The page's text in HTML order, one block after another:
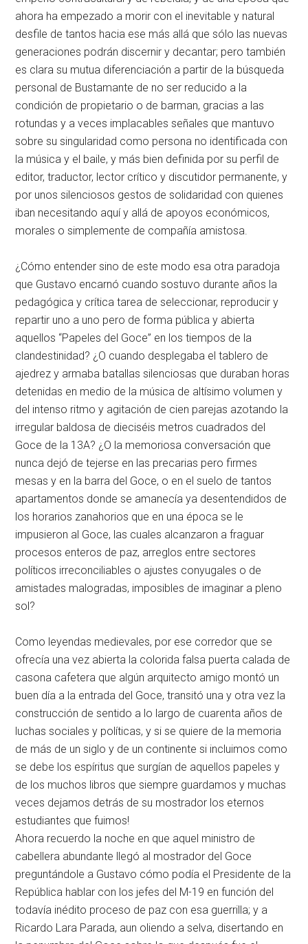
ahora ha empezado a morir con el inevitable y natural
desfile de tantos hacia ese más allá que sólo las nuevas
generaciones podrán discernir y decantar; pero también
es clara su mutua diferenciación a partir de la búsqueda
personal de Bustamante de no ser reducido a la
condición de propietario o de barman, gracias a las
rotundas y a veces implacables señales que mantuvo
sobre su singularidad como persona no identificada con
la música y el baile, y más bien definida por su perfil de
editor, traductor, lector crítico y discutidor permanente, y
por unos silenciosos gestos de solidaridad con quienes
iban necesitando aquí y allá de apoyos económicos,
morales o simplemente de compañía amistosa.
¿Cómo entender sino de este modo esa otra paradoja
que Gustavo encarnó cuando sostuvo durante años la
pedagógica y crítica tarea de seleccionar, reproducir y
repartir uno a uno pero de forma pública y abierta
aquellos “Papeles del Goce” en los tiempos de la
clandestinidad? ¿O cuando desplegaba el tablero de
ajedrez y armaba batallas silenciosas que duraban horas
detenidas en medio de la música de altísimo volumen y
del intenso ritmo y agitación de cien parejas azotando la
irregular baldosa de dieciséis metros cuadrados del
Goce de la 13A? ¿O la memoriosa conversación que
nunca dejó de tejerse en las precarias pero firmes
mesas y en la barra del Goce, o en el suelo de tantos
apartamentos donde se amanecía ya desentendidos de
los horarios zanahorios que en una época se le
impusieron al Goce, las cuales alcanzaron a fraguar
procesos enteros de paz, arreglos entre sectores
políticos irreconciliables o ajustes conyugales o de
amistades malogradas, imposibles de imaginar a pleno
sol?
Como leyendas medievales, por ese corredor que se
ofrecía una vez abierta la colorida falsa puerta calada de
casona cafetera que algún arquitecto amigo montó un
buen día a la entrada del Goce, transitó una y otra vez la
construcción de sentido a lo largo de cuarenta años de
luchas sociales y políticas, y si se quiere de la memoria
de más de un siglo y de un continente si incluimos como
se debe los espíritus que surgían de aquellos papeles y
de los muchos libros que siempre guardamos y muchas
veces dejamos detrás de su mostrador los eternos
estudiantes que fuimos!
Ahora recuerdo la noche en que aquel ministro de
cabellera abundante llegó al mostrador del Goce
preguntándole a Gustavo cómo podía el Presidente de la
República hablar con los jefes del M-19 en función del
todavía inédito proceso de paz con esa guerrilla; y a
Ricardo Lara Parada, aun oliendo a selva, disertando en